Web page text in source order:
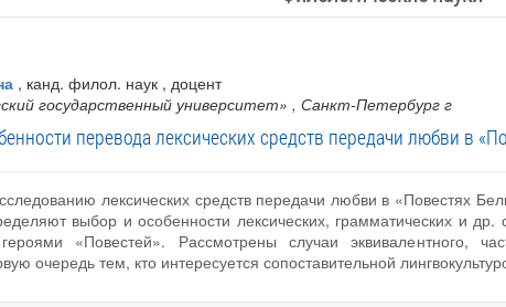
, канд. филол. наук , доцент
государственный университет» , Санкт-Петербург г
перевода лексических средств передачи любви в
лексических средств передачи любви в «Повестях
выбор и особенности лексических, грамматических и
«Повестей». Рассмотрены случаи эквивалентного,
очередь тем, кто интересуется сопоставительной